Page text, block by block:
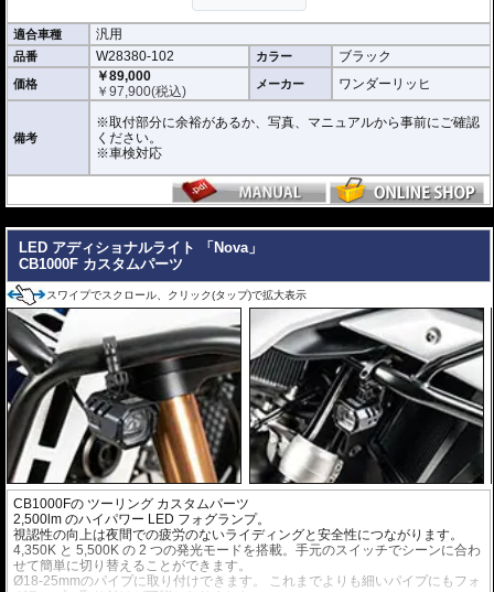
こちらのキットのスイッチはテルテールがありませんが下記を根拠に車検対応
です。(自動車技術総合機構に確認済み)
自動車技術総合機構審査事務規程
・操縦装置 性能要件 書面等による審査 第7章 7-12-1-2 (2) / 第8章 8-12
-1 (4)
・前部霧灯 取付要件 視認等による審査 第7章 7-70-3 (1) / 第8章 8-70-3
適合車種 汎用
品番 W28380-102 カラー ブラック
価格
￥89,000
￥97,900(税込) メーカー ワンダーリッヒ
備考
※取付部分に余裕があるか、写真、マニュアルから事前にご確認
ください。
※車検対応
LED アディショナルライト 「Nova」
CB1000F カスタムパーツ
スワイプでスクロール、クリック(タップ)で拡大表示
CB1000Fの ツーリング カスタムパーツ
2,500lm のハイパワー LED フォグランプ。
視認性の向上は夜間での疲労のないライディングと安全性につながります。
4,350K と 5,500K の 2 つの発光モードを搭載。手元のスイッチでシーンに合わ
せて簡単に切り替えることができます。
Ø18-25mmのパイプに取り付けできます。 これまでよりも細いパイプにもフォ